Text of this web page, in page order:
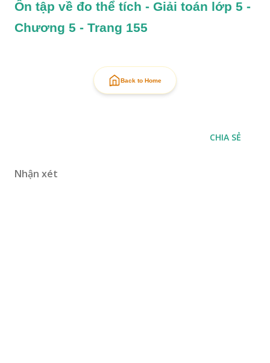
Ôn tập về đo thể tích - Giải toán lớp 5 -
Chương 5 - Trang 155
Back to Home
CHIA SẺ
Nhận xét